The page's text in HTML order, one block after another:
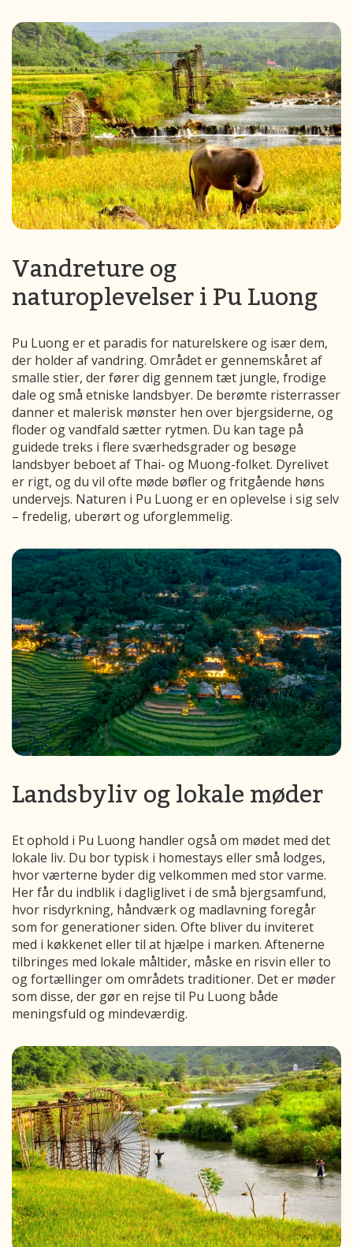
Vandreture og
naturoplevelser i Pu Luong
Pu Luong er et paradis for naturelskere og især dem,
der holder af vandring. Området er gennemskåret af
smalle stier, der fører dig gennem tæt jungle, frodige
dale og små etniske landsbyer. De berømte risterrasser
danner et malerisk mønster hen over bjergsiderne, og
floder og vandfald sætter rytmen. Du kan tage på
guidede treks i flere sværhedsgrader og besøge
landsbyer beboet af Thai- og Muong-folket. Dyrelivet
er rigt, og du vil ofte møde bøfler og fritgående høns
undervejs. Naturen i Pu Luong er en oplevelse i sig selv
– fredelig, uberørt og uforglemmelig.
Landsbyliv og lokale møder
Et ophold i Pu Luong handler også om mødet med det
lokale liv. Du bor typisk i homestays eller små lodges,
hvor værterne byder dig velkommen med stor varme.
Her får du indblik i dagliglivet i de små bjergsamfund,
hvor risdyrkning, håndværk og madlavning foregår
som for generationer siden. Ofte bliver du inviteret
med i køkkenet eller til at hjælpe i marken. Aftenerne
tilbringes med lokale måltider, måske en risvin eller to
og fortællinger om områdets traditioner. Det er møder
som disse, der gør en rejse til Pu Luong både
meningsfuld og mindeværdig.